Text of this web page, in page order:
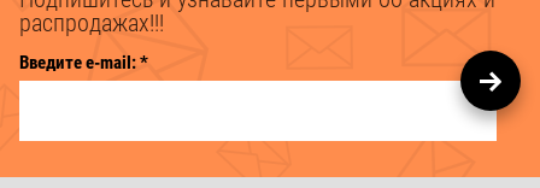
распродажах!!!
Введите e-mail:*